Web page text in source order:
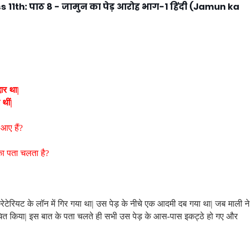
11th: पाठ 8 - जामुन का पेड़ आरोह भाग-1 हिंदी (Jamun ka
था|
हैं?
पता चलता है?
के लॉन में गिर गया था| उस पेड़ के नीचे एक आदमी दब गया था| जब माली ने
किया| इस बात के पता चलते ही सभी उस पेड़ के आस-पास इकट्ठे हो गए और